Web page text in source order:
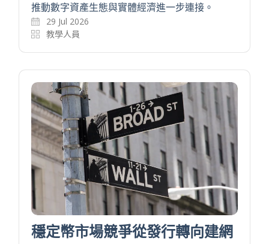
推動數字資產生態與實體經濟進一步連接。
29 Jul 2026
教學人員
穩定幣市場競爭從發行轉向建網